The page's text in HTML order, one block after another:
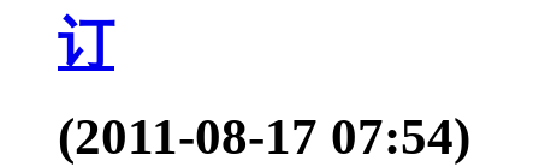
订
(2011-08-17 07:54)